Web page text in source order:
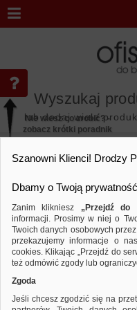
Wyszukaj
lub dodaj wiele
Porównaj
Nie wiesz co zrobić? -
zobacz krótki poradnik
Szanowni Klienci! Drodzy
Dbamy o Twoją prywatność
Zanim klikniesz „Przejdź do
informacji. Prosimy w niej o
Twoich danych osobowych
przekazujemy informacje o
cookies. Klikając „Przejdź do
też odmówić zgody lub
Zgoda
Jeśli chcesz zgodzić się na